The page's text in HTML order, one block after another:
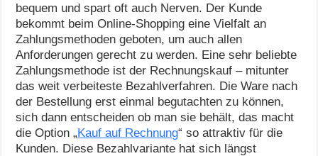
bequem und spart oft auch Nerven. Der Kunde
bekommt beim Online-Shopping eine Vielfalt an
Zahlungsmethoden geboten, um auch allen
Anforderungen gerecht zu werden. Eine sehr beliebte
Zahlungsmethode ist der Rechnungskauf – mitunter
das weit verbeiteste Bezahlverfahren. Die Ware nach
der Bestellung erst einmal begutachten zu können,
sich dann entscheiden ob man sie behält, das macht
die Option „Kauf auf Rechnung“ so attraktiv für die
Kunden. Diese Bezahlvariante hat sich längst